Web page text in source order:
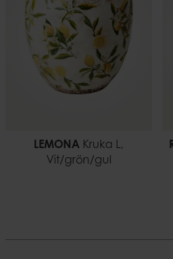
EAN-kod
5706294136221
Dokument
Ljussäkerhet.pdf
LEMONA Kruka L,
Vit/grön/gul